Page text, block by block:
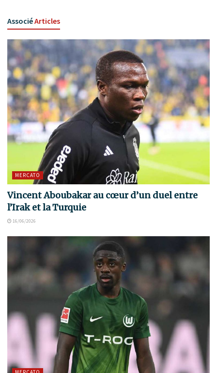
AssociéArticles
MERCATO
Vincent Aboubakar au cœur d’un duel entre
l’Irak et la Turquie
16/06/2026